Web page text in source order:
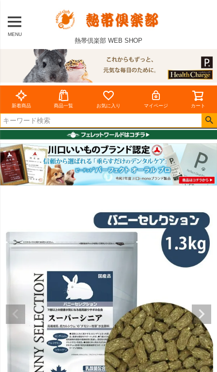
MENU
熱帯倶楽部 WEB SHOP
新着商品 商品一覧 お気に入り マイページ カート